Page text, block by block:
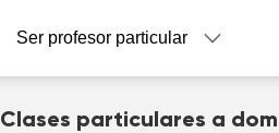
Ser profesor particular
Clases particulares a